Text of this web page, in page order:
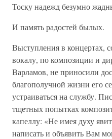
Тоску надежд безумно
И память радостей былых.
Выступления в концертах,
вокалу, по композиции и
Варламов, не приносили
благополучной жизни его
устраиваться на службу.
тщетных попытках
капеллу: «Не имея духу
написать и объявить Вам